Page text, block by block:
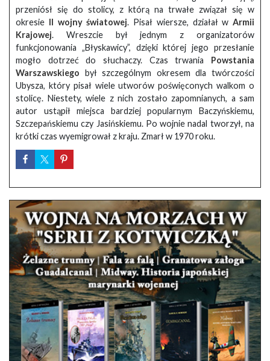
przeniósł się do stolicy, z którą na trwałe związał się w
okresie II wojny światowej. Pisał wiersze, działał w Armii
Krajowej. Wreszcie był jednym z organizatorów
funkcjonowania „Błyskawicy”, dzięki której jego przesłanie
mogło dotrzeć do słuchaczy. Czas trwania Powstania
Warszawskiego był szczególnym okresem dla twórczości
Ubysza, który pisał wiele utworów poświęconych walkom o
stolicę. Niestety, wiele z nich zostało zapomnianych, a sam
autor ustąpił miejsca bardziej popularnym Baczyńskiemu,
Szczepańskiemu czy Jasińskiemu. Po wojnie nadal tworzył, na
krótki czas wyemigrował z kraju. Zmarł w 1970 roku.